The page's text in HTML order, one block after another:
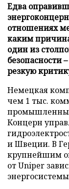
Едва
отношениях
каким
один из
безопасности
резкую
Немецкая
чем 1 тыс.
Концерн
и Швеции. В
крупнейшим
от Uniper